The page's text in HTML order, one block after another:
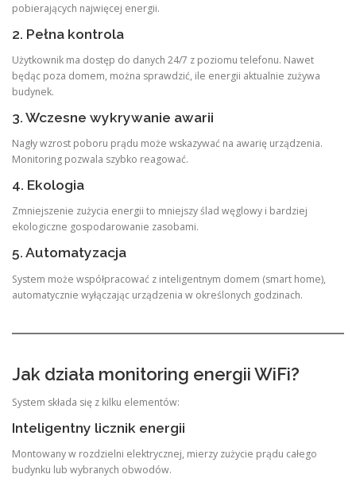
pobierających najwięcej energii.
2. Pełna kontrola
Użytkownik ma dostęp do danych 24/7 z poziomu telefonu. Nawet
będąc poza domem, można sprawdzić, ile energii aktualnie zużywa
budynek.
3. Wczesne wykrywanie awarii
Nagły wzrost poboru prądu może wskazywać na awarię urządzenia.
Monitoring pozwala szybko reagować.
4. Ekologia
Zmniejszenie zużycia energii to mniejszy ślad węglowy i bardziej
ekologiczne gospodarowanie zasobami.
5. Automatyzacja
System może współpracować z inteligentnym domem (smart home),
automatycznie wyłączając urządzenia w określonych godzinach.
Jak działa monitoring energii WiFi?
System składa się z kilku elementów:
Inteligentny licznik energii
Montowany w rozdzielni elektrycznej, mierzy zużycie prądu całego
budynku lub wybranych obwodów.